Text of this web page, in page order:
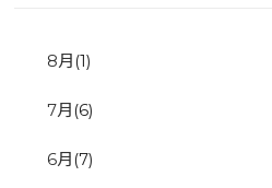
8月 (1)
7月 (6)
6月 (7)